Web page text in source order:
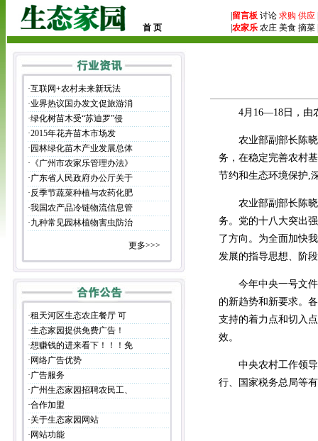
首 页
留言板 讨论 求购 供应
农家乐 农庄 美食 摘菜 |
·互联网+农村未来新玩法
·业界热议国办发文促旅游消
·绿化树苗木受“苏迪罗”侵
·2015年花卉苗木市场发
· 园林绿化苗木产业发展总体
· 《广州市农家乐管理办法》
·广东省人民政府办公厅关于
·反季节蔬菜种植与农药化肥
·我国农产品冷链物流信息管
·九种常见园林植物害虫防治
更多>>>
·租天河区生态农庄餐厅 可
·生态家园提供免费广告！
·想赚钱的进来看下！！！免
· 网络广告优势
·广告服务
·广州生态家园招聘农民工、
·合作加盟
·关于生态家园网站
· 网站功能
4月16—18日，由
农业部副部长陈
务，在稳定完善农村
节约和生态环境保护,
农业部副部长陈
务。党的十八大突出
了方向。为全面加快
发展的指导思想、阶
今年中央一号文
的新趋势和新要求。
支持的着力点和切入
效。
中央农村工作领
行、国家税务总局等